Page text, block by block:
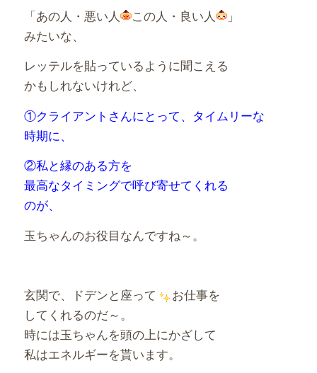
「あの人・悪い人 この人・良い人
」
みたいな、
レッテルを貼っているように聞こえる
かもしれないけれど、
①クライアントさんにとって、タイムリーな
時期に、
②私と縁のある方を
最高なタイミングで呼び寄せてくれる
のが、
玉ちゃんのお役目なんですね～。
玄関で、ドデンと座って
お仕事を
してくれるのだ～。
時には玉ちゃんを頭の上にかざして
私はエネルギーを貰います。